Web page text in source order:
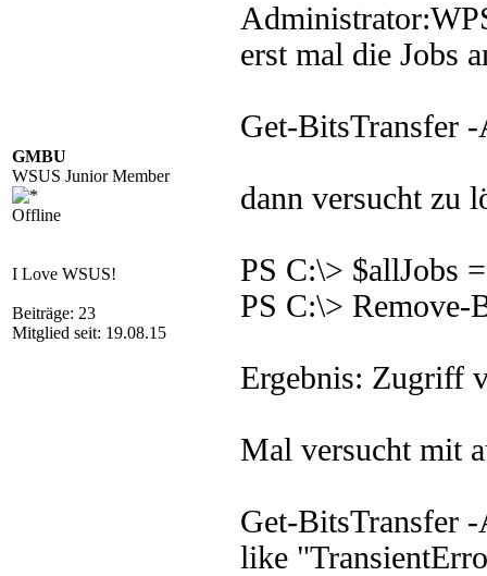
GMBU
WSUS Junior Member
Offline
I Love WSUS!
Beiträge: 23
Mitglied seit: 19.08.15
erst mal die Jobs
Get-BitsTransfer
dann versucht zu
PS C:\> $allJobs
PS C:\> Remove-
Ergebnis: Zugriff
Mal versucht mit
Get-BitsTransfer
like